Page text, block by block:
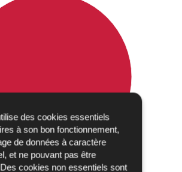
des cookies essentiels
à son bon fonctionnement,
de données à caractère
et ne pouvant pas être
cookies non essentiels sont